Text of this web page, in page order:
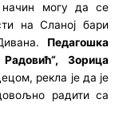
могу да се
на Сланој бари
Педагошка
Зорица
рекла је да је
радити са